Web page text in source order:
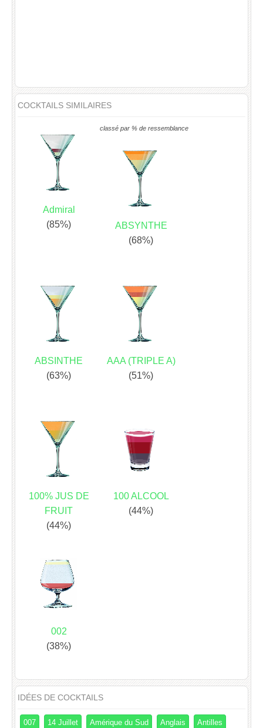
COCKTAILS SIMILAIRES
classé par % de ressemblance
Admiral
(85%)
ABSYNTHE
(68%)
ABSINTHE
(63%)
AAA (TRIPLE A)
(51%)
100% JUS DE
FRUIT
(44%)
100 ALCOOL
(44%)
002
(38%)
IDÉES DE COCKTAILS
007 14 Juillet Amérique du Sud Anglais Antilles